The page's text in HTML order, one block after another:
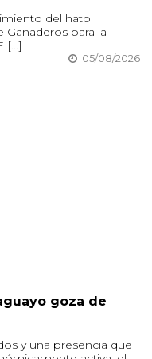
del hato
para la
[...]
05/08/2026
goza de
y una presencia que